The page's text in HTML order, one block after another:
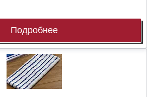
Подробнее